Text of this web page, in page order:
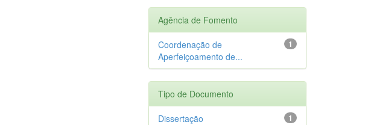
Agência de Fomento
1
Coordenação de
Aperfeiçoamento de...
Tipo de Documento
1
Dissertação